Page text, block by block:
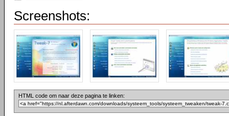
Screenshots:
HTML code om naar deze pagina te linken: